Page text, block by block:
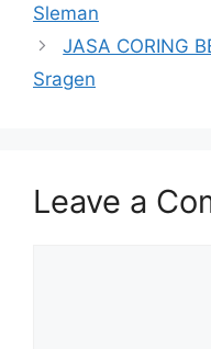
Sleman
JASA CORING
Sragen
Leave a